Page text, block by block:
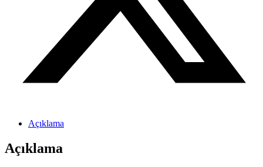
Açıklama
Açıklama